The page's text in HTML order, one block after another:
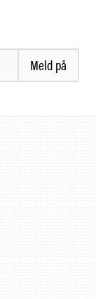
Meld på